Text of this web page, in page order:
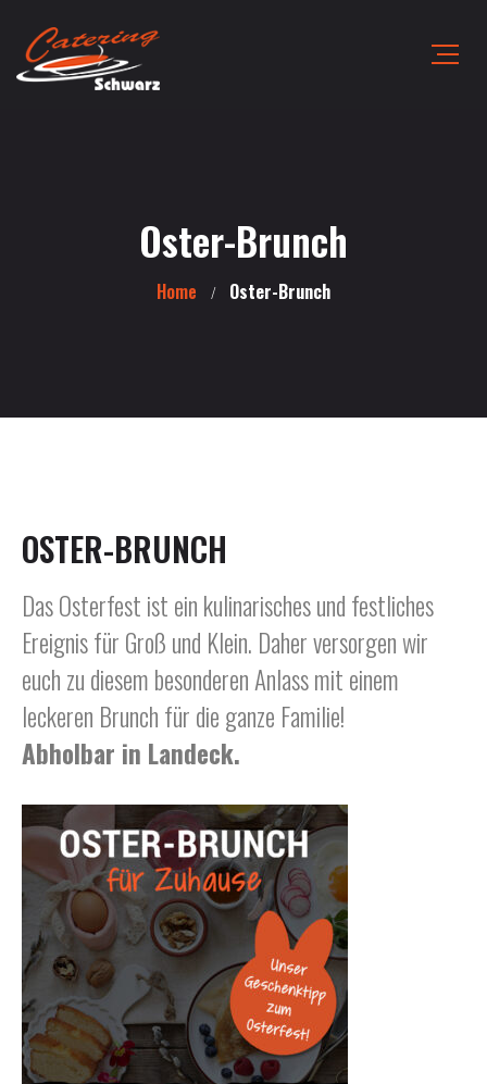
Oster-Brunch
Home Oster-Brunch
OSTER-BRUNCH
Das Osterfest ist ein kulinarisches und festliches
Ereignis für Groß und Klein. Daher versorgen wir
euch zu diesem besonderen Anlass mit einem
leckeren Brunch für die ganze Familie!
Abholbar in Landeck.